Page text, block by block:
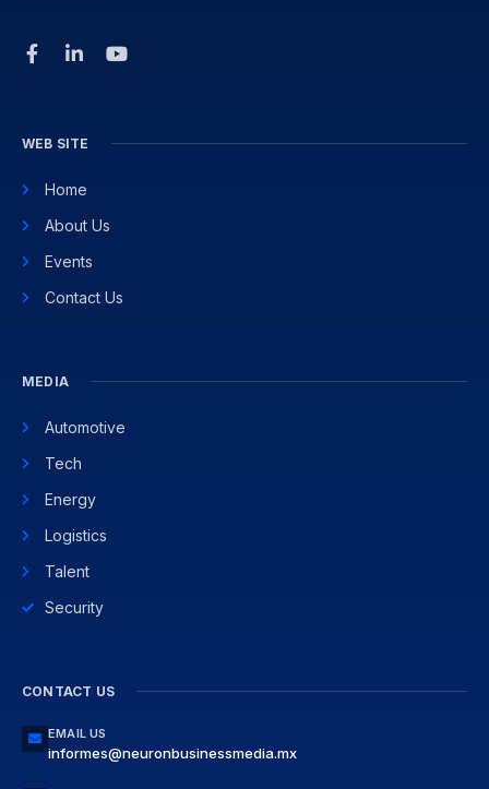
WEB SITE
Home
About Us
Events
Contact Us
MEDIA
Automotive
Tech
Energy
Logistics
Talent
Security
CONTACT US
EMAIL US
informes@neuronbusinessmedia.mx